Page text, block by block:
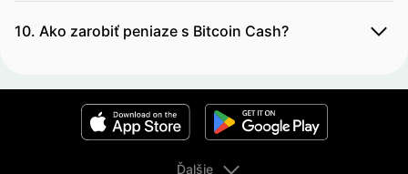
10. Ako zarobiť peniaze s Bitcoin Cash?
Ďalšie